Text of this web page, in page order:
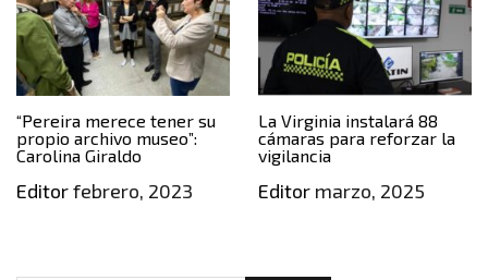
“Pereira merece tener su
propio archivo museo”:
Carolina Giraldo
Editorfebrero, 2023
La Virginia instalará 88
cámaras para reforzar la
vigilancia
Editormarzo, 2025